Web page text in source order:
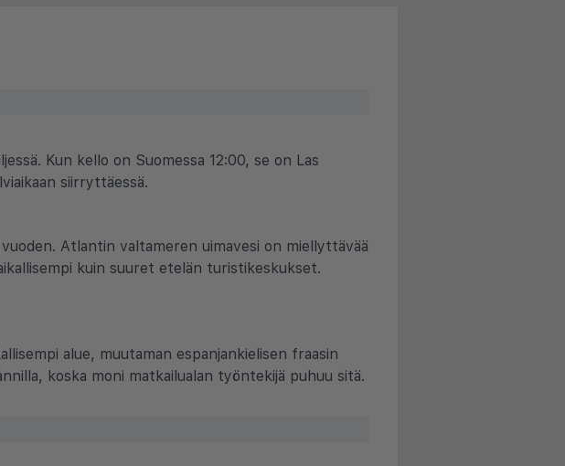
Kun kello on Suomessa 12:00, se on Las
siirryttäessä.
Atlantin valtameren uimavesi on miellyttävää
kuin suuret etelän turistikeskukset.
alue, muutaman espanjankielisen fraasin
koska moni matkailualan työntekijä puhuu sitä.